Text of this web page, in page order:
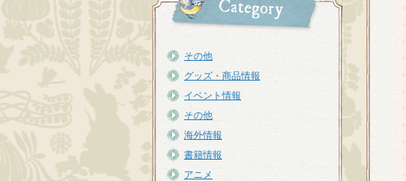
その他
グッズ・商品情報
イベント情報
その他
海外情報
書籍情報
アニメ